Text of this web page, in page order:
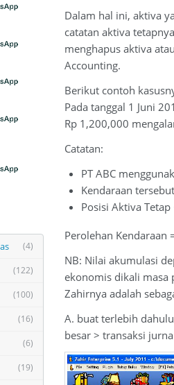
(4)
(122)
(100)
(16)
(6)
(19)
Dalam hal ini, aktiva
catatan aktiva
menghapus aktiva
Accounting.
Berikut contoh
Pada tanggal 1 Juni
Rp 1,200,000
Catatan:
PT ABC
Kendaraan
Posisi Aktiva
Perolehan Kendaraan
NB: Nilai akumulasi
ekonomis dikali masa
Zahirnya adalah
A. buat terlebih
besar > transaksi